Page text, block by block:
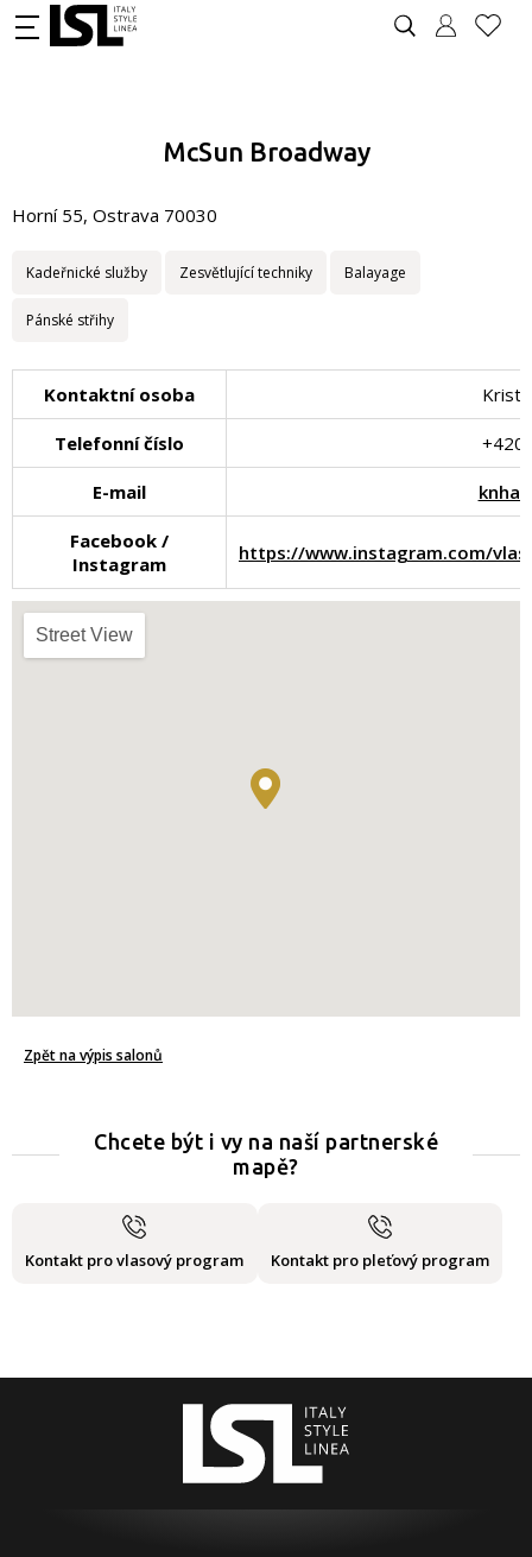
McSun Broadway
Horní 55, Ostrava 70030
Kadeřnické služby Zesvětlující techniky Balayage
Pánské střihy
Kontaktní osoba
Telefonní číslo +420
E-mail
Facebook /
Instagram
https://www.instagram.com/
Street View
Zpět na výpis salonů
Chcete být i vy na naší partnerské
mapě?
Kontakt pro vlasový program Kontakt pro pleťový program